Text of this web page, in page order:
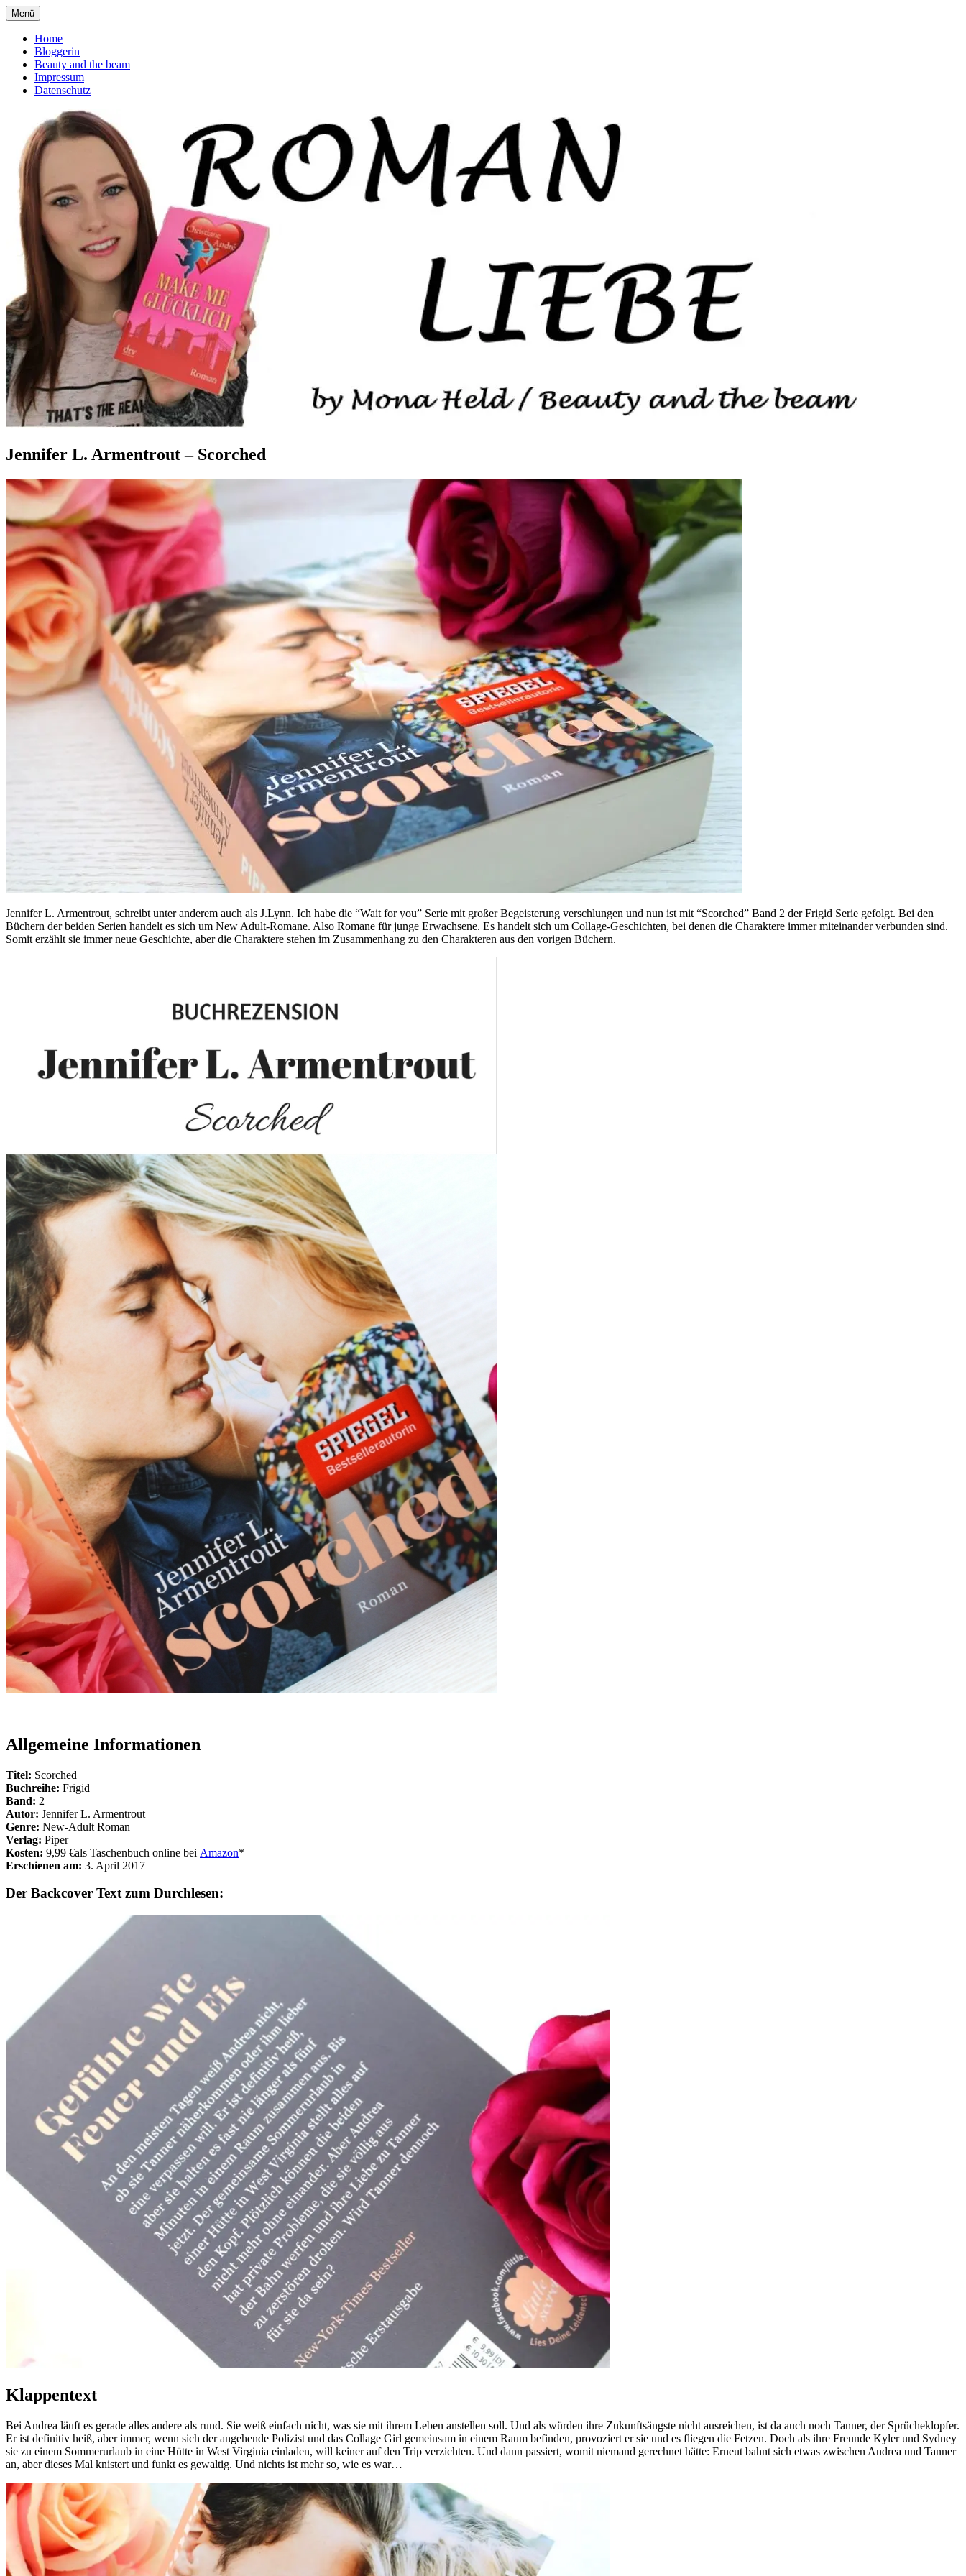
Zum
Inhalt
springen
Romanliebe
deutscher Buchblog über Romane
Menü
Home
Bloggerin
Beauty and the beam
Impressum
Datenschutz
Jennifer L. Armentrout – Scorched
Jennifer L. Armentrout, schreibt unter anderem auch als J.Lynn. Ich habe die “Wait for you” Serie mit großer Begeisterung verschlungen und nun ist mit “Scorched” Band 2 der Frigid Serie gefolgt. Bei den
Büchern der beiden Serien handelt es sich um New Adult-Romane. Also Romane für junge Erwachsene. Es handelt sich um Collage-Geschichten, bei denen die Charaktere immer miteinander verbunden sind.
Somit erzählt sie immer neue Geschichte, aber die Charaktere stehen im Zusammenhang zu den Charakteren aus den vorigen Büchern.
Allgemeine Informationen
Titel: Scorched
Buchreihe: Frigid
Band: 2
Autor: Jennifer L. Armentrout
Genre: New-Adult Roman
Verlag: Piper
Kosten: 9,99 €als Taschenbuch online bei Amazon*
Erschienen am: 3. April 2017
Der Backcover Text zum Durchlesen:
Klappentext
Bei Andrea läuft es gerade alles andere als rund. Sie weiß einfach nicht, was sie mit ihrem Leben anstellen soll. Und als würden ihre Zukunftsängste nicht ausreichen, ist da auch noch Tanner, der Sprücheklopfer.
Er ist definitiv heiß, aber immer, wenn sich der angehende Polizist und das Collage Girl gemeinsam in einem Raum befinden, provoziert er sie und es fliegen die Fetzen. Doch als ihre Freunde Kyler und Sydney
sie zu einem Sommerurlaub in eine Hütte in West Virginia einladen, will keiner auf den Trip verzichten. Und dann passiert, womit niemand gerechnet hätte: Erneut bahnt sich etwas zwischen Andrea und Tanner
an, aber dieses Mal knistert und funkt es gewaltig. Und nichts ist mehr so, wie es war…